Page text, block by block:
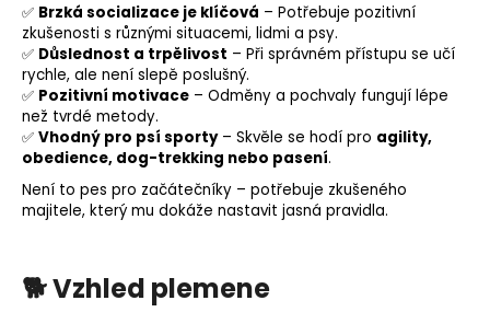
✅ Brzká socializace je klíčová – Potřebuje pozitivní
zkušenosti s různými situacemi, lidmi a psy.
✅ Důslednost a trpělivost – Při správném přístupu se učí
rychle, ale není slepě poslušný.
✅ Pozitivní motivace – Odměny a pochvaly fungují lépe
než tvrdé metody.
✅ Vhodný pro psí sporty– Skvěle se hodí pro agility,
obedience, dog-trekking nebo pasení.
Není to pes pro začátečníky – potřebuje zkušeného
majitele, který mu dokáže nastavit jasná pravidla.
🐕Vzhled plemene